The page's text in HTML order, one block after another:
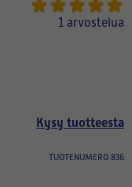
1 arvostelua
Kysy tuotteesta
TUOTENUMERO 836